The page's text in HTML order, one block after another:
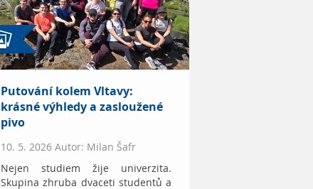
Putování kolem Vltavy:
krásné výhledy a zasloužené
pivo
10. 5. 2026 Autor: Milan Šafr
Nejen studiem žije univerzita.
Skupina zhruba dvaceti studentů a